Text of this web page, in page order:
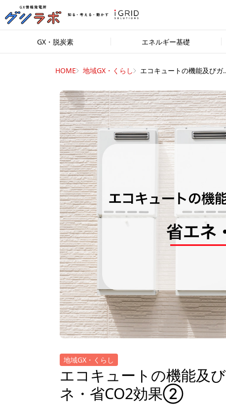
GX・脱炭素 エネルギー基礎
HOME 地域GX・くらし エコキュートの機能及びガ
地域GX・くらし
エコキュートの機能及
ネ・省CO2効果②